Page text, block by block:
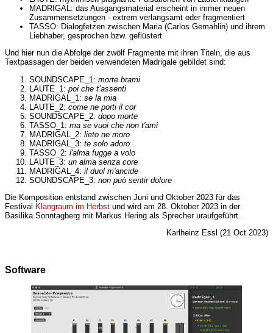
MADRIGAL: das Ausgangsmaterial erscheint in immer neuen
Zusammensetzungen - extrem verlangsamt oder fragmentiert
TASSO: Dialogfetzen zwischen Maria (Carlos Gemahlin) und ihrem
Liebhaber, gesprochen bzw. geflüstert
Und hier nun die Abfolge der zwölf Fragmente mit ihren Titeln, die aus
Textpassagen der beiden verwendeten Madrigale gebildet sind:
SOUNDSCAPE_1: morte brami
LAUTE_1: poi che t’assenti
MADRIGAL_1: se la mia
LAUTE_2: come ne porti il cor
SOUNDSCAPE_2: dopo morte
TASSO_1: ma se vuoi che non t'ami
MADRIGAL_2: lieto ne moro
MADRIGAL_3: te solo adoro
TASSO_2: l'alma fugge a volo
LAUTE_3: un alma senza core
MADRIGAL_4: il duol m'ancide
SOUNDSCAPE_3: non può sentir dolore
Die Komposition entstand zwischen Juni und Oktober 2023 für das
Festival Klangraum im Herbst und wird am 28. Oktober 2023 in der
Basilika Sonntagberg mit Markus Hering als Sprecher uraufgeführt.
Karlheinz Essl (21 Oct 2023)
Software